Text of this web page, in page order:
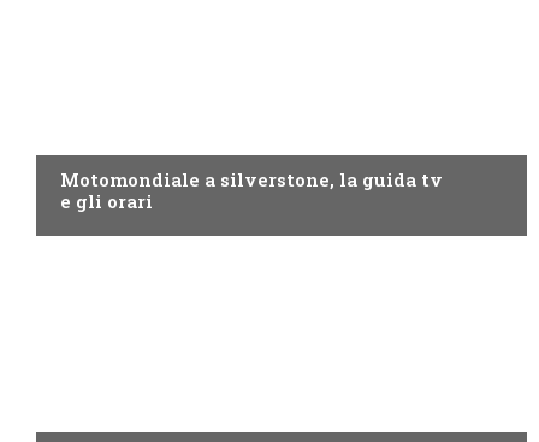
Motomondiale a silverstone, la guida tv
e gli orari